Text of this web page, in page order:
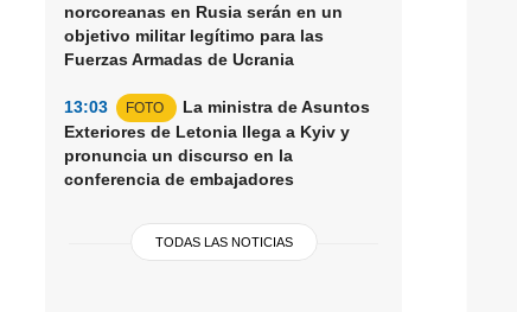
norcoreanas en Rusia serán en un
objetivo militar legítimo para las
Fuerzas Armadas de Ucrania
13:03 FOTO
La ministra de Asuntos
Exteriores de Letonia llega a Kyiv y
pronuncia un discurso en la
conferencia de embajadores
TODAS LAS NOTICIAS